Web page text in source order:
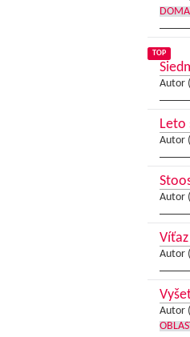
DOMA
TOP
Autor
Leto
Autor
Autor
Autor
Autor